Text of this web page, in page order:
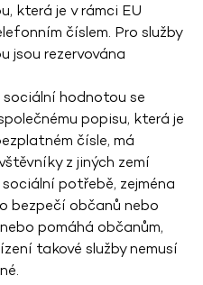
která je v rámci EU
číslem. Pro služby
jsou rezervována
sociální hodnotou se
popisu, která je
čísle, má
z jiných zemí
potřebě, zejména
bezpečí občanů nebo
pomáhá občanům,
takové služby nemusí